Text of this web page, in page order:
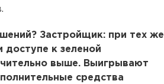
Застройщик: при тех же
доступе к зеленой
выше. Выигрывают
средства